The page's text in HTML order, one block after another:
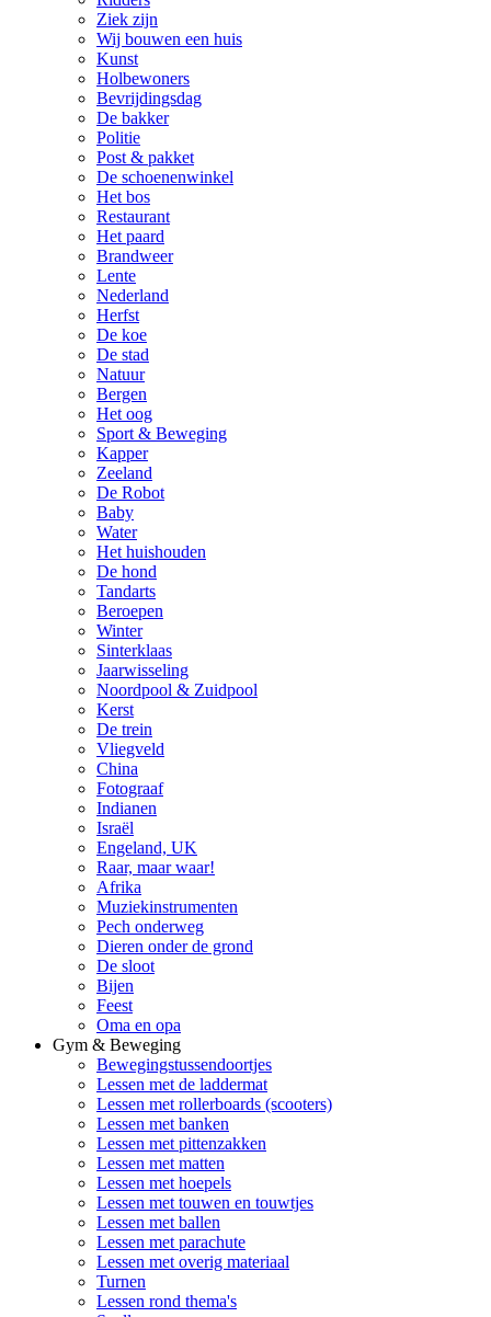
Ziek zijn
Wij bouwen een huis
Kunst
Holbewoners
Bevrijdingsdag
De bakker
Politie
Post & pakket
De schoenenwinkel
Het bos
Restaurant
Het paard
Brandweer
Lente
Nederland
Herfst
De koe
De stad
Natuur
Bergen
Het oog
Sport & Beweging
Kapper
Zeeland
De Robot
Baby
Water
Het huishouden
De hond
Tandarts
Beroepen
Winter
Sinterklaas
Jaarwisseling
Noordpool & Zuidpool
Kerst
De trein
Vliegveld
China
Fotograaf
Indianen
Israël
Engeland, UK
Raar, maar waar!
Afrika
Muziekinstrumenten
Pech onderweg
Dieren onder de grond
De sloot
Bijen
Feest
Oma en opa
Gym & Beweging
Bewegingstussendoortjes
Lessen met de laddermat
Lessen met rollerboards (scooters)
Lessen met banken
Lessen met pittenzakken
Lessen met matten
Lessen met hoepels
Lessen met touwen en touwtjes
Lessen met ballen
Lessen met parachute
Lessen met overig materiaal
Turnen
Lessen rond thema's